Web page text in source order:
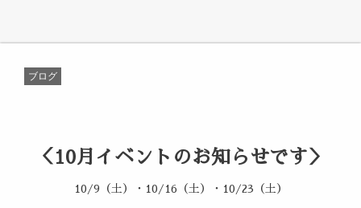
ブログ
＜10月イベントのお知らせです＞
10/9（土）・10/16（土）・10/23（土）